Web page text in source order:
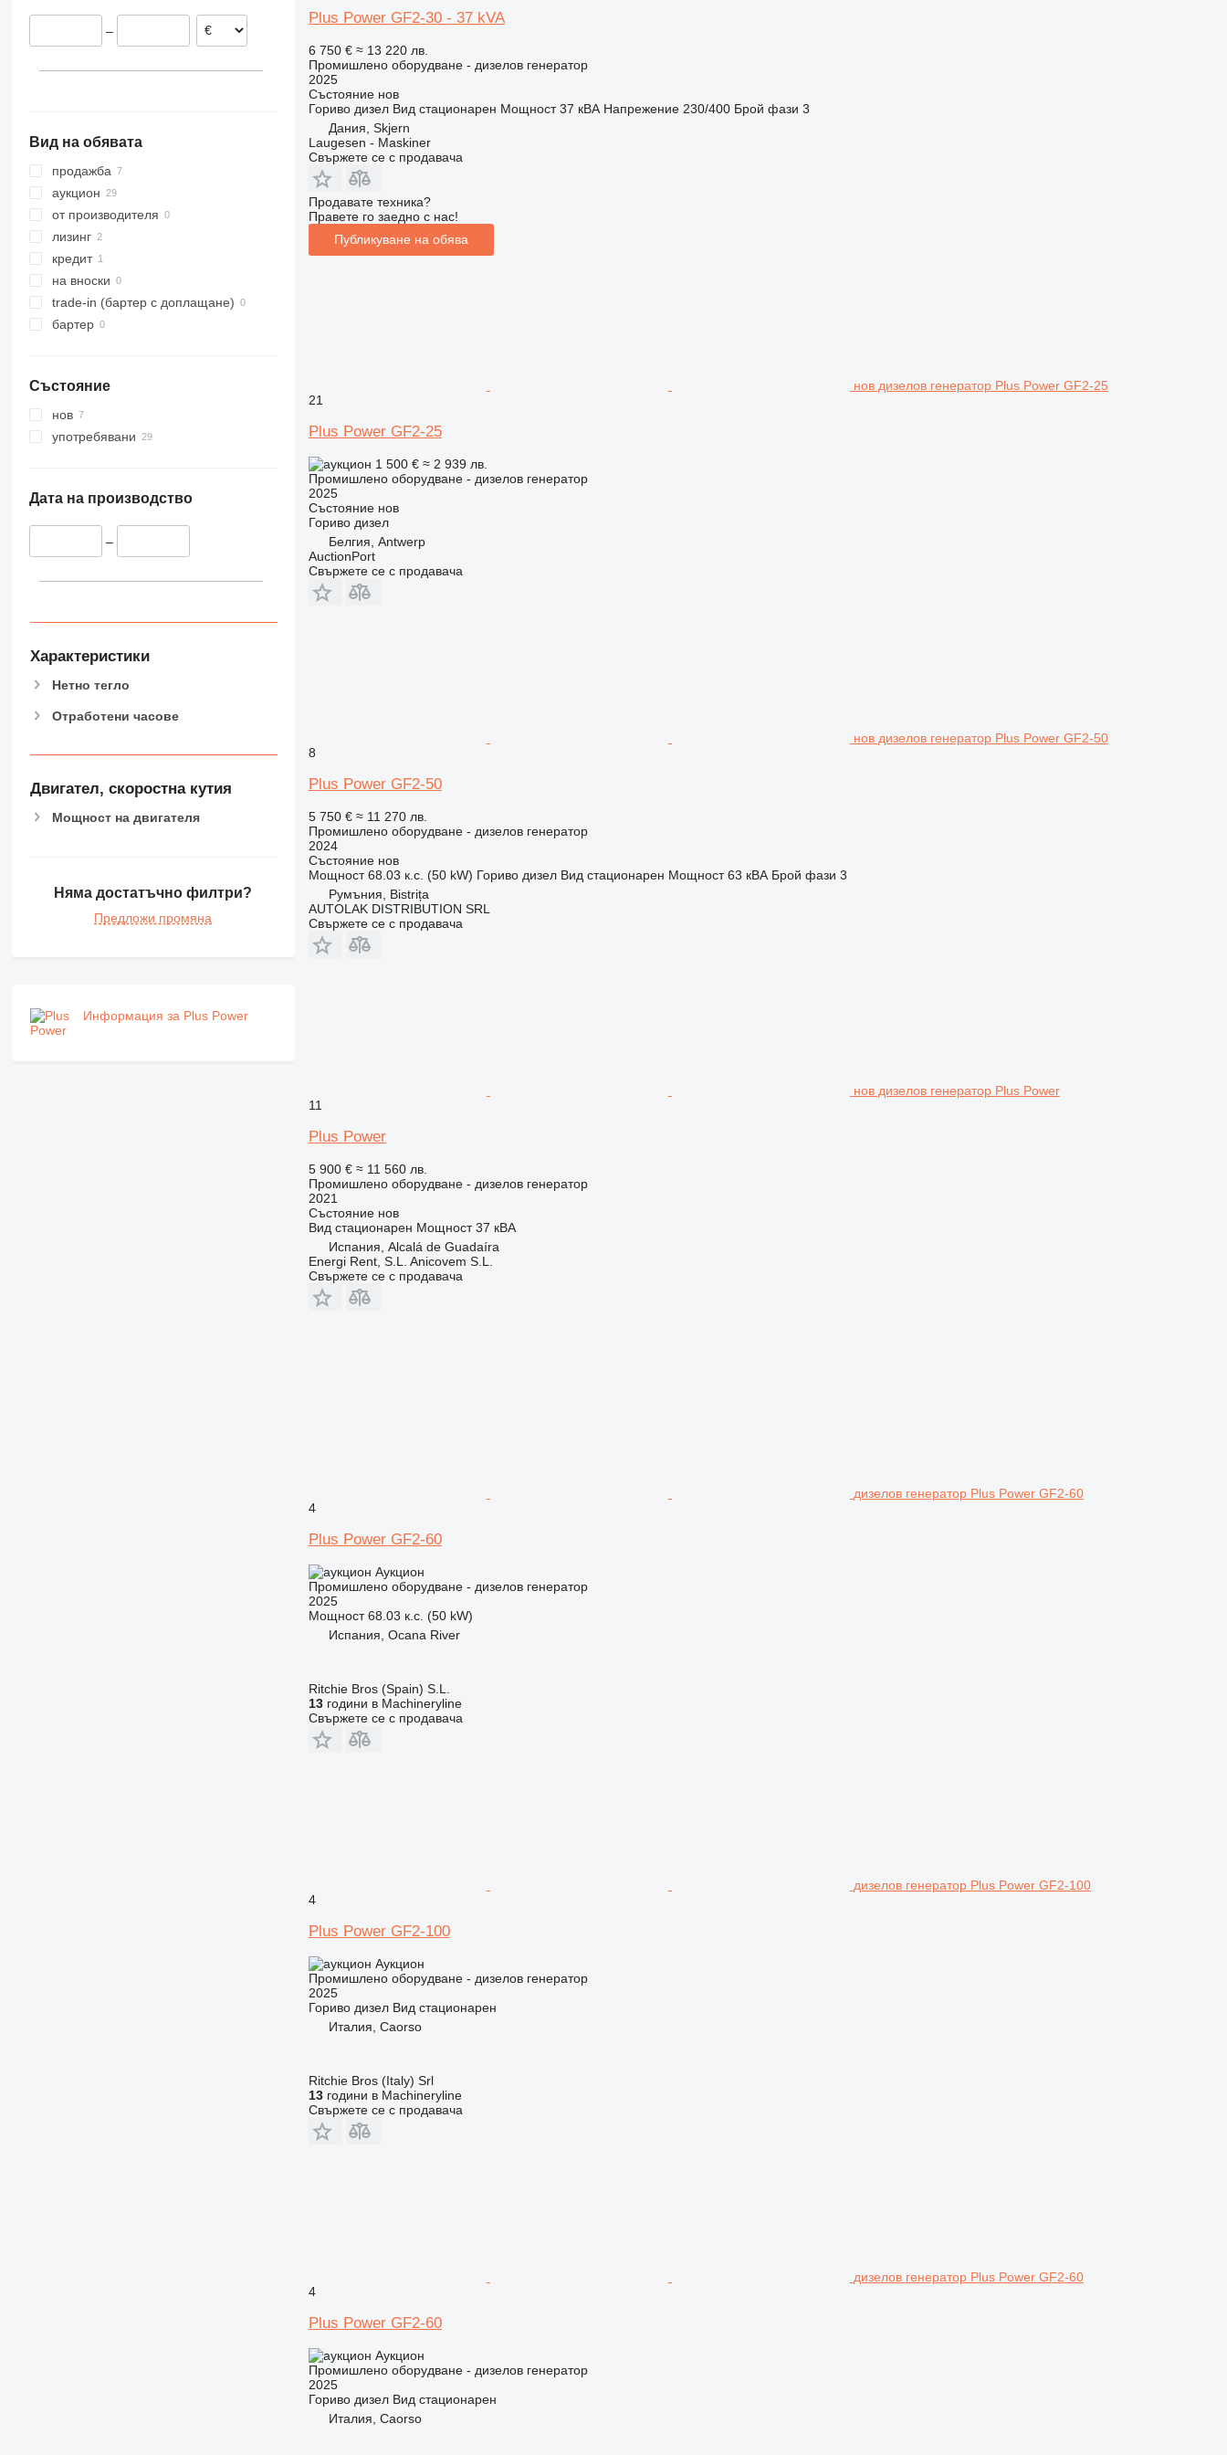
Дания
–
Вид на обявата
продажба
аукцион
от производителя
лизинг
кредит
на вноски
trade-in (бартер с доплащане)
бартер
Състояние
нов
употребявани
Дата на производство
–
Характеристики
Нетно тегло
Отработени часове
Двигател, скоростна кутия
Мощност на двигателя
Няма достатъчно филтри?
Предложи промяна
Информация за Plus Power
Plus Power GF2-30 - 37 kVA
6 750 € ≈ 13 220 лв.
Промишлено оборудване - дизелов генератор
2025
Състояниенов
Гориво дизел Вид стационарен Мощност 37 кВА Напрежение 230/400 Брой фази 3
Дания, Skjern
Laugesen - Maskiner
Свържете се с продавача
Продавате техника?
Правете го заедно с нас!
Публикуване на обява
нов дизелов генератор Plus Power GF2-25
21
Plus Power GF2-25
1 500 € ≈ 2 939 лв.
Промишлено оборудване - дизелов генератор
2025
Състояниенов
Гориво дизел
Белгия, Antwerp
AuctionPort
Свържете се с продавача
нов дизелов генератор Plus Power GF2-50
8
Plus Power GF2-50
5 750 € ≈ 11 270 лв.
Промишлено оборудване - дизелов генератор
2024
Състояниенов
Мощност 68.03 к.с. (50 kW) Гориво дизел Вид стационарен Мощност 63 кВА Брой фази 3
Румъния, Bistrița
AUTOLAK DISTRIBUTION SRL
Свържете се с продавача
нов дизелов генератор Plus Power
11
Plus Power
5 900 € ≈ 11 560 лв.
Промишлено оборудване - дизелов генератор
2021
Състояниенов
Вид стационарен Мощност 37 кВА
Испания, Alcalá de Guadaíra
Energi Rent, S.L. Anicovem S.L.
Свържете се с продавача
дизелов генератор Plus Power GF2-60
4
Plus Power GF2-60
Аукцион
Промишлено оборудване - дизелов генератор
2025
Мощност 68.03 к.с. (50 kW)
Испания, Ocana River
Ritchie Bros (Spain) S.L.
13години в Machineryline
Свържете се с продавача
дизелов генератор Plus Power GF2-100
4
Plus Power GF2-100
Аукцион
Промишлено оборудване - дизелов генератор
2025
Гориво дизел Вид стационарен
Италия, Caorso
Ritchie Bros (Italy) Srl
13години в Machineryline
Свържете се с продавача
дизелов генератор Plus Power GF2-60
4
Plus Power GF2-60
Аукцион
Промишлено оборудване - дизелов генератор
2025
Гориво дизел Вид стационарен
Италия, Caorso